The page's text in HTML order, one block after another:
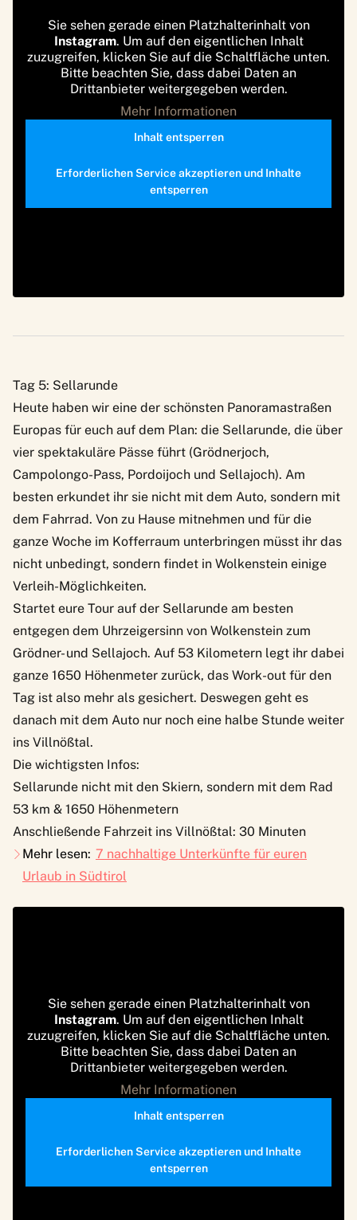
Sie sehen gerade einen Platzhalterinhalt von
Instagram. Um auf den eigentlichen Inhalt
zuzugreifen, klicken Sie auf die Schaltfläche unten.
Bitte beachten Sie, dass dabei Daten an
Drittanbieter weitergegeben werden.
Mehr Informationen
Inhalt entsperren
Erforderlichen Service akzeptieren und Inhalte
entsperren
Tag 5: Sellarunde
Heute haben wir eine der schönsten Panoramastraßen
Europas für euch auf dem Plan: die Sellarunde, die über
vier spektakuläre Pässe führt (Grödnerjoch,
Campolongo-Pass, Pordoijoch und Sellajoch). Am
besten erkundet ihr sie nicht mit dem Auto, sondern mit
dem Fahrrad. Von zu Hause mitnehmen und für die
ganze Woche im Kofferraum unterbringen müsst ihr das
nicht unbedingt, sondern findet in Wolkenstein einige
Verleih-Möglichkeiten.
Startet eure Tour auf der Sellarunde am besten
entgegen dem Uhrzeigersinn von Wolkenstein zum
Grödner- und Sellajoch. Auf 53 Kilometern legt ihr dabei
ganze 1650 Höhenmeter zurück, das Work-out für den
Tag ist also mehr als gesichert. Deswegen geht es
danach mit dem Auto nur noch eine halbe Stunde weiter
ins Villnößtal.
Die wichtigsten Infos:
Sellarunde nicht mit den Skiern, sondern mit dem Rad
53 km & 1650 Höhenmetern
Anschließende Fahrzeit ins Villnößtal: 30 Minuten
Mehr lesen: 7 nachhaltige Unterkünfte für euren
Urlaub in Südtirol
Sie sehen gerade einen Platzhalterinhalt von
Instagram. Um auf den eigentlichen Inhalt
zuzugreifen, klicken Sie auf die Schaltfläche unten.
Bitte beachten Sie, dass dabei Daten an
Drittanbieter weitergegeben werden.
Mehr Informationen
Inhalt entsperren
Erforderlichen Service akzeptieren und Inhalte
entsperren